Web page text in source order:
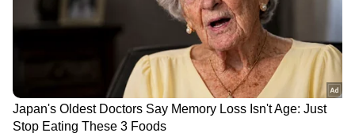
RECOMMENDED STORIES